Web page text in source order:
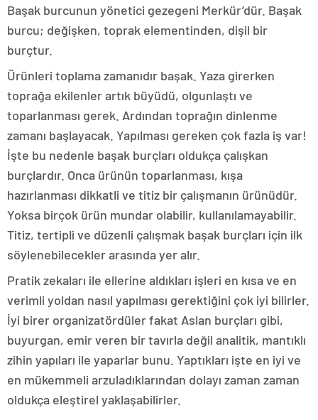
Başak burcunun yönetici gezegeni Merkür’dür. Başak
burcu; değişken, toprak elementinden, dişil bir
burçtur.
Ürünleri toplama zamanıdır başak. Yaza girerken
toprağa ekilenler artık büyüdü, olgunlaştı ve
toparlanması gerek. Ardından toprağın dinlenme
zamanı başlayacak. Yapılması gereken çok fazla iş var!
İşte bu nedenle başak burçları oldukça çalışkan
burçlardır. Onca ürünün toparlanması, kışa
hazırlanması dikkatli ve titiz bir çalışmanın ürünüdür.
Yoksa birçok ürün mundar olabilir, kullanılamayabilir.
Titiz, tertipli ve düzenli çalışmak başak burçları için ilk
söylenebilecekler arasında yer alır.
Pratik zekaları ile ellerine aldıkları işleri en kısa ve en
verimli yoldan nasıl yapılması gerektiğini çok iyi bilirler.
İyi birer organizatördüler fakat Aslan burçları gibi,
buyurgan, emir veren bir tavırla değil analitik, mantıklı
zihin yapıları ile yaparlar bunu. Yaptıkları işte en iyi ve
en mükemmeli arzuladıklarından dolayı zaman zaman
oldukça eleştirel yaklaşabilirler.